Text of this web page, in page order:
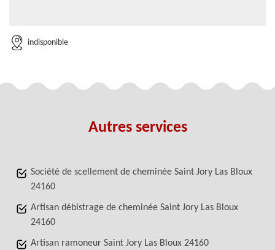
indisponible
Autres services
Société de scellement de cheminée Saint Jory Las Bloux
24160
Artisan débistrage de cheminée Saint Jory Las Bloux
24160
Artisan ramoneur Saint Jory Las Bloux 24160